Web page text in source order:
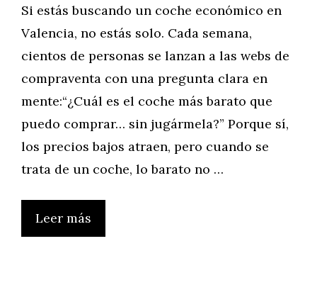
Si estás buscando un coche económico en
Valencia, no estás solo. Cada semana,
cientos de personas se lanzan a las webs de
compraventa con una pregunta clara en
mente:“¿Cuál es el coche más barato que
puedo comprar… sin jugármela?” Porque sí,
los precios bajos atraen, pero cuando se
trata de un coche, lo barato no …
Leer más